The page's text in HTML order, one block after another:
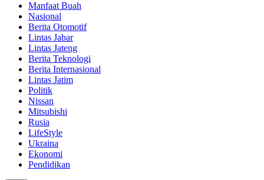
Manfaat Buah
Nasional
Berita Otomotif
Lintas Jabar
Lintas Jateng
Berita Teknologi
Berita Internasional
Lintas Jatim
Politik
Nissan
Mitsubishi
Rusia
LifeStyle
Ukraina
Ekonomi
Pendidikan